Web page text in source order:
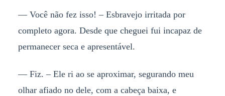
— Você não fez isso! – Esbravejo irritada por
completo agora. Desde que cheguei fui incapaz de
permanecer seca e apresentável.
— Fiz. – Ele ri ao se aproximar, segurando meu
olhar afiado no dele, com a cabeça baixa, e